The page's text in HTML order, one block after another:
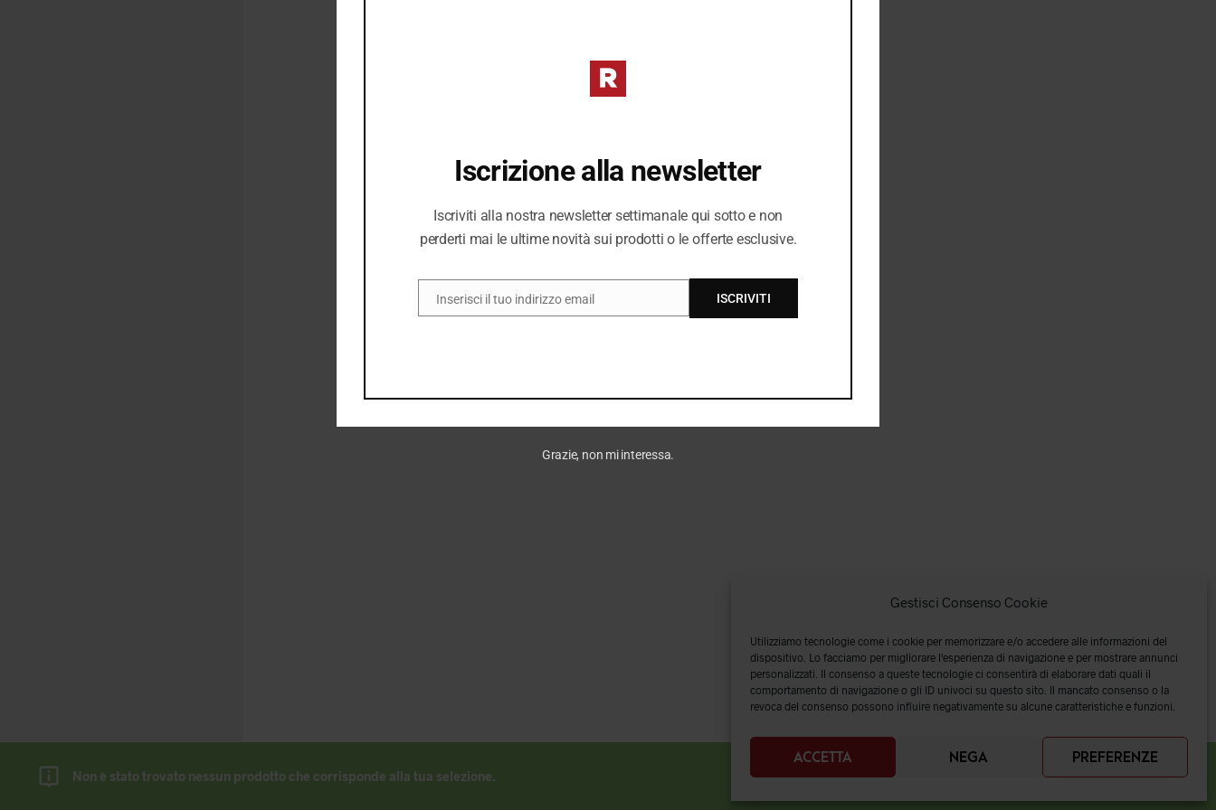
Gestisci Consenso Cookie
Utilizziamo tecnologie come i cookie per memorizzare e/o accedere alle informazioni del
dispositivo. Lo facciamo per migliorare l'esperienza di navigazione e per mostrare annunci
personalizzati. Il consenso a queste tecnologie ci consentirà di elaborare dati quali il
comportamento di navigazione o gli ID univoci su questo sito. Il mancato consenso o la
revoca del consenso possono influire negativamente su alcune caratteristiche e funzioni.
ACCETTA NEGA PREFERENZE
Non è stato trovato nessun prodotto che corrisponde alla tua selezione.
Iscrizione alla newsletter
Iscriviti alla nostra newsletter settimanale qui sotto e non
perderti mai le ultime novità sui prodotti o le offerte esclusive.
EMAIL
Inserisci il tuo indirizzo email ISCRIVITI
Grazie, non mi interessa.